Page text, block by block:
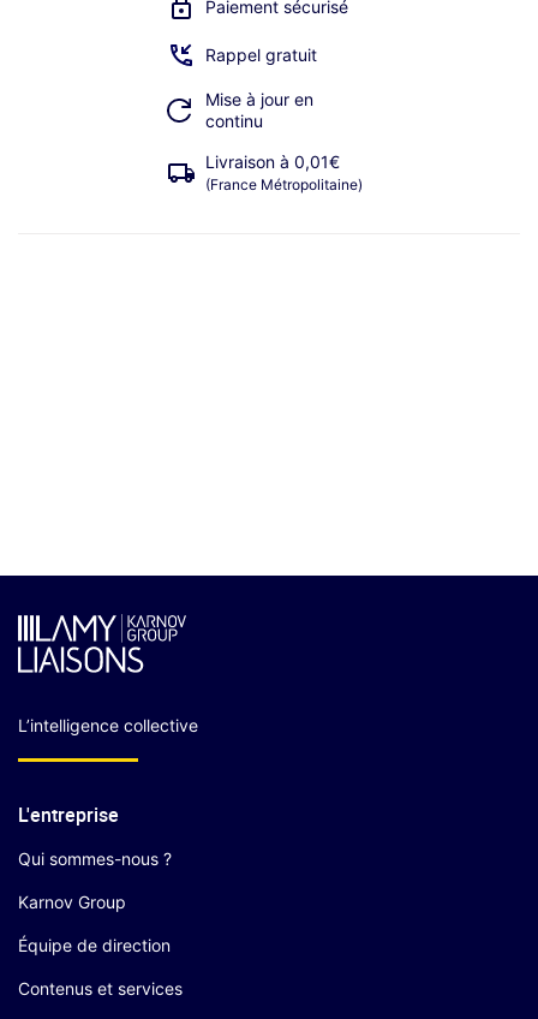
Paiement sécurisé
Rappel gratuit
Mise à jour en
continu
Livraison à 0,01€
(France Métropolitaine)
L’intelligence collective
L'entreprise
Qui sommes-nous ?
Karnov Group
Équipe de direction
Contenus et services